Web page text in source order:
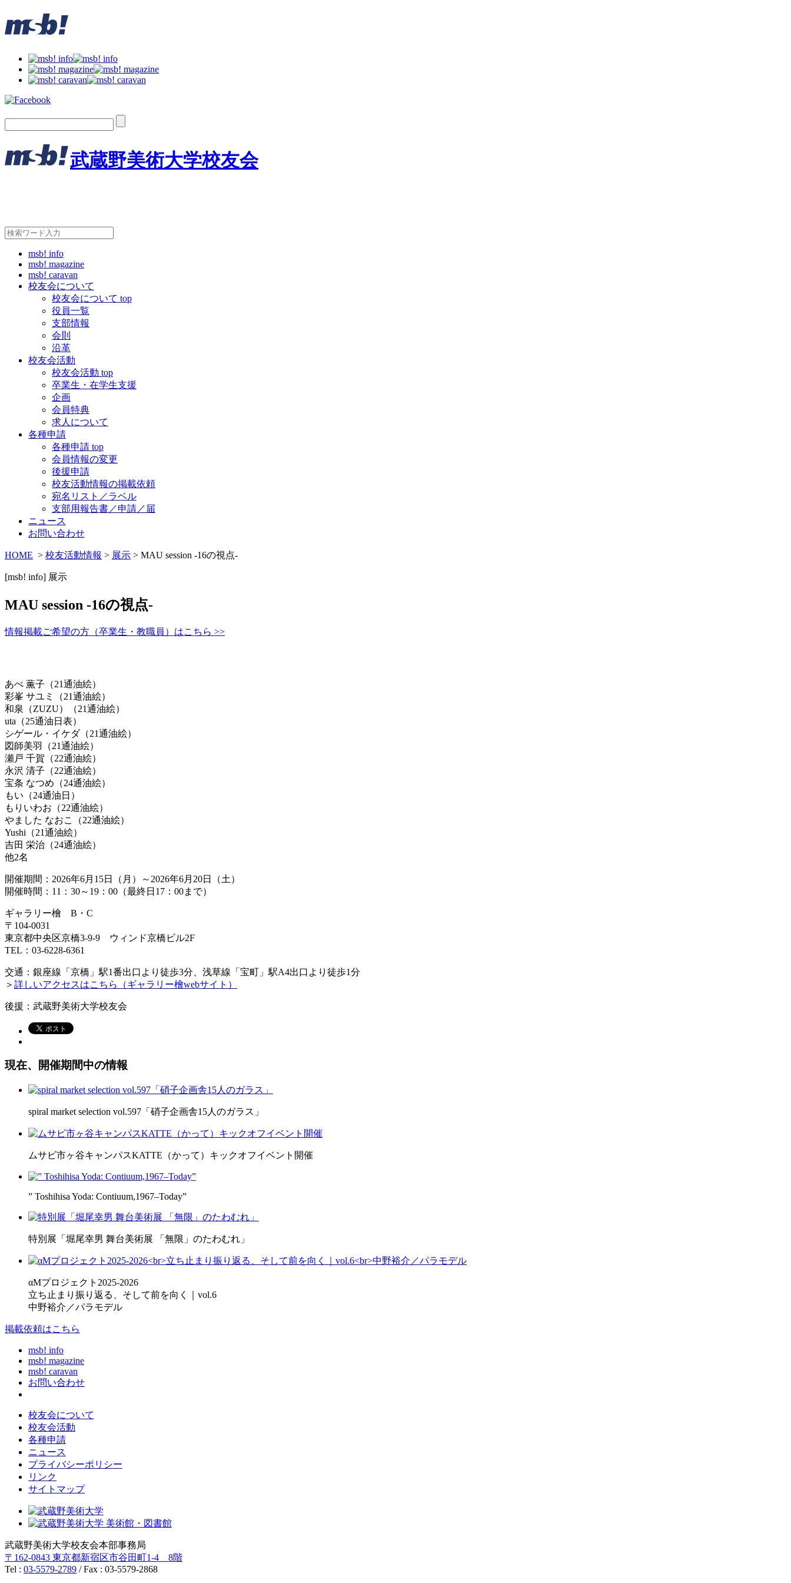
武蔵野美術大学校友会
msb! info
msb! magazine
msb! caravan
校友会について
校友会について top
役員一覧
支部情報
会則
沿革
校友会活動
校友会活動 top
卒業生・在学生支援
企画
会員特典
求人について
各種申請
各種申請 top
会員情報の変更
後援申請
校友活動情報の掲載依頼
宛名リスト／ラベル
支部用報告書／申請／届
ニュース
お問い合わせ
HOME > 校友活動情報 > 展示 > MAU session -16の視点-
[msb! info] 展示
MAU session -16の視点-
情報掲載ご希望の方（卒業生・教職員）はこちら >>
あべ 薫子（21通油絵）
彩峯 サユミ（21通油絵）
和泉（ZUZU）（21通油絵）
uta（25通油日表）
シゲール・イケダ（21通油絵）
図師美羽（21通油絵）
瀬戸 千賀（22通油絵）
永沢 清子（22通油絵）
宝条 なつめ（24通油絵）
もい（24通油日）
もりいわお（22通油絵）
やました なおこ（22通油絵）
Yushi（21通油絵）
吉田 栄治（24通油絵）
他2名
開催期間：2026年6月15日（月）～2026年6月20日（土）
開催時間：11：30～19：00（最終日17：00まで）
ギャラリー檜 B・C
〒104-0031
東京都中央区京橋3-9-9 ウィンド京橋ビル2F
TEL：03-6228-6361
交通：銀座線「京橋」駅1番出口より徒歩3分、浅草線「宝町」駅A4出口より徒歩1分
＞ 詳しいアクセスはこちら（ギャラリー檜webサイト）
後援：武蔵野美術大学校友会
現在、開催期間中の情報
spiral market selection vol.597「硝子企画舎15人のガラス」
ムサビ市ヶ谷キャンパスKATTE（かって）キックオフイベント開催
” Toshihisa Yoda: Contiuum,1967–Today”
特別展「堀尾幸男 舞台美術展 「無限」のたわむれ」
αMプロジェクト2025-2026
立ち止まり振り返る、そして前を向く｜vol.6
中野裕介／パラモデル
掲載依頼はこちら
msb! info
msb! magazine
msb! caravan
お問い合わせ
校友会について
校友会活動
各種申請
ニュース
プライバシーポリシー
リンク
サイトマップ
武蔵野美術大学校友会本部事務局
〒162-0843 東京都新宿区市谷田町1-4 8階
Tel : 03-5579-2789 / Fax : 03-5579-2868